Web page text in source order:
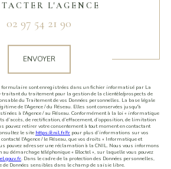
L'AGENCE
02 97 54 21 90
ENVOYER
sont enregistrées dans un fichier informatisé par La
du traitement pour la gestion de la clientèle/prospects de
du Traitement de vos Données personnelles. La base légale
de l'Agence / du Réseau. Elles sont conservées jusqu'à
à l'Agence / au Réseau. Conformément à la loi « informatique
d’accès, de rectification, d’effacement, d’opposition, de limitation
pouvez retirer votre consentement à tout moment en contactant
le site https://cnil.fr/fr pour plus d’informations sur vos
l'Agence / le Réseau, que vos droits « Informatique et
pouvez adresser une réclamation à la CNIL. Nous vous informons
au démarchage téléphonique « Bloctel », sur laquelle vous pouvez
. Dans le cadre de la protection des Données personnelles,
de Données sensibles dans le champ de saisie libre.